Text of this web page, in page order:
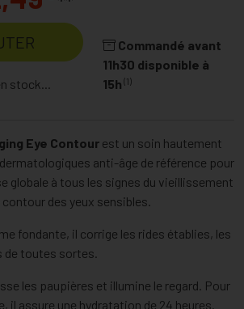
stock...
Commandé avant
11h30 disponible à
15h (1)
Eye Contour est un soin hautement
anti-âge de référence pour
globale à tous les signes du vieillissement
des yeux sensibles.
fondante, il corrige les rides établies, les
de toutes sortes.
les paupières et illumine le regard. Pour
il assure une hydratation de 24 heures.